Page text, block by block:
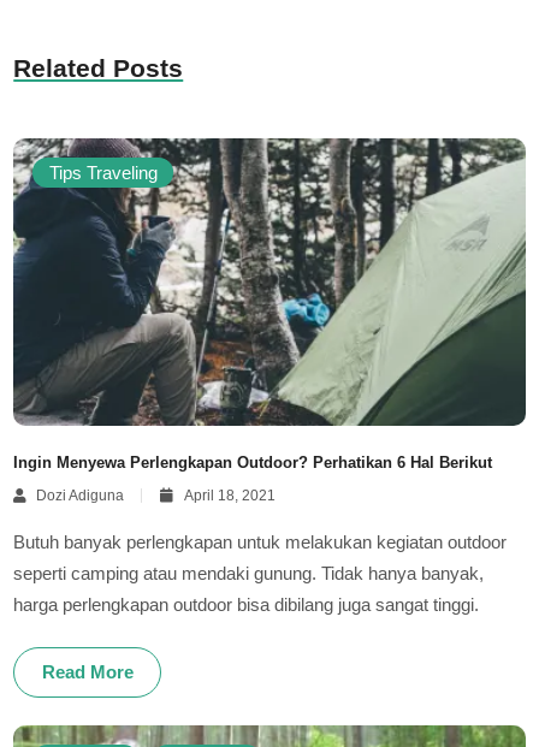
Related Posts
Tips Traveling
Ingin Menyewa Perlengkapan Outdoor? Perhatikan 6 Hal Berikut
Dozi Adiguna
April 18, 2021
Butuh banyak perlengkapan untuk melakukan kegiatan outdoor
seperti camping atau mendaki gunung. Tidak hanya banyak,
harga perlengkapan outdoor bisa dibilang juga sangat tinggi.
Read More